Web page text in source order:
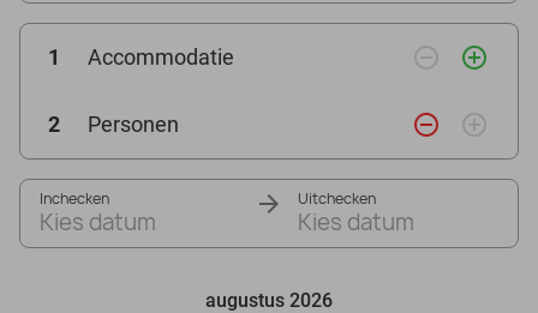
1 Accommodatie remove_circle_outline add_circle_outline
2 Personen remove_circle_outline add_circle_outline
Inchecken
Kies datum
Uitchecken
Kies datum
augustus 2026